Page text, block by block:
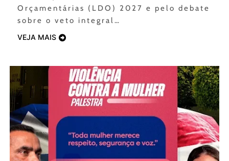
Orçamentárias (LDO) 2027 e pelo debate
sobre o veto integral…
VEJA MAIS